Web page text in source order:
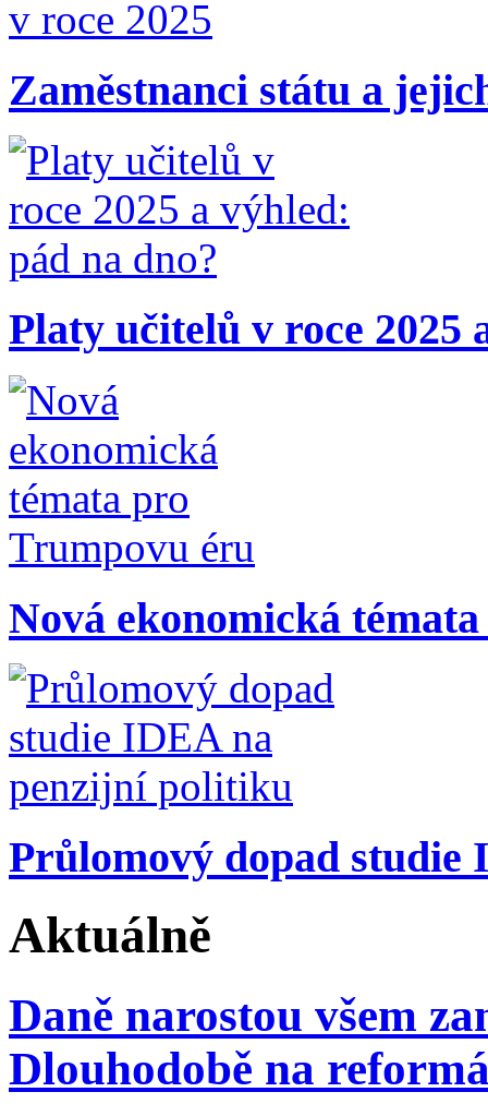
Zaměstnanci státu a
Platy učitelů v roce 2025
Nová ekonomická
Průlomový dopad
Aktuálně
Daně narostou všem
Dlouhodobě na